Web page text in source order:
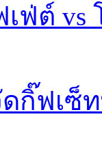
เฟ่ต์
กิ๊ฟเซ็